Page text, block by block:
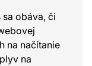
obáva, či
na načítanie
na